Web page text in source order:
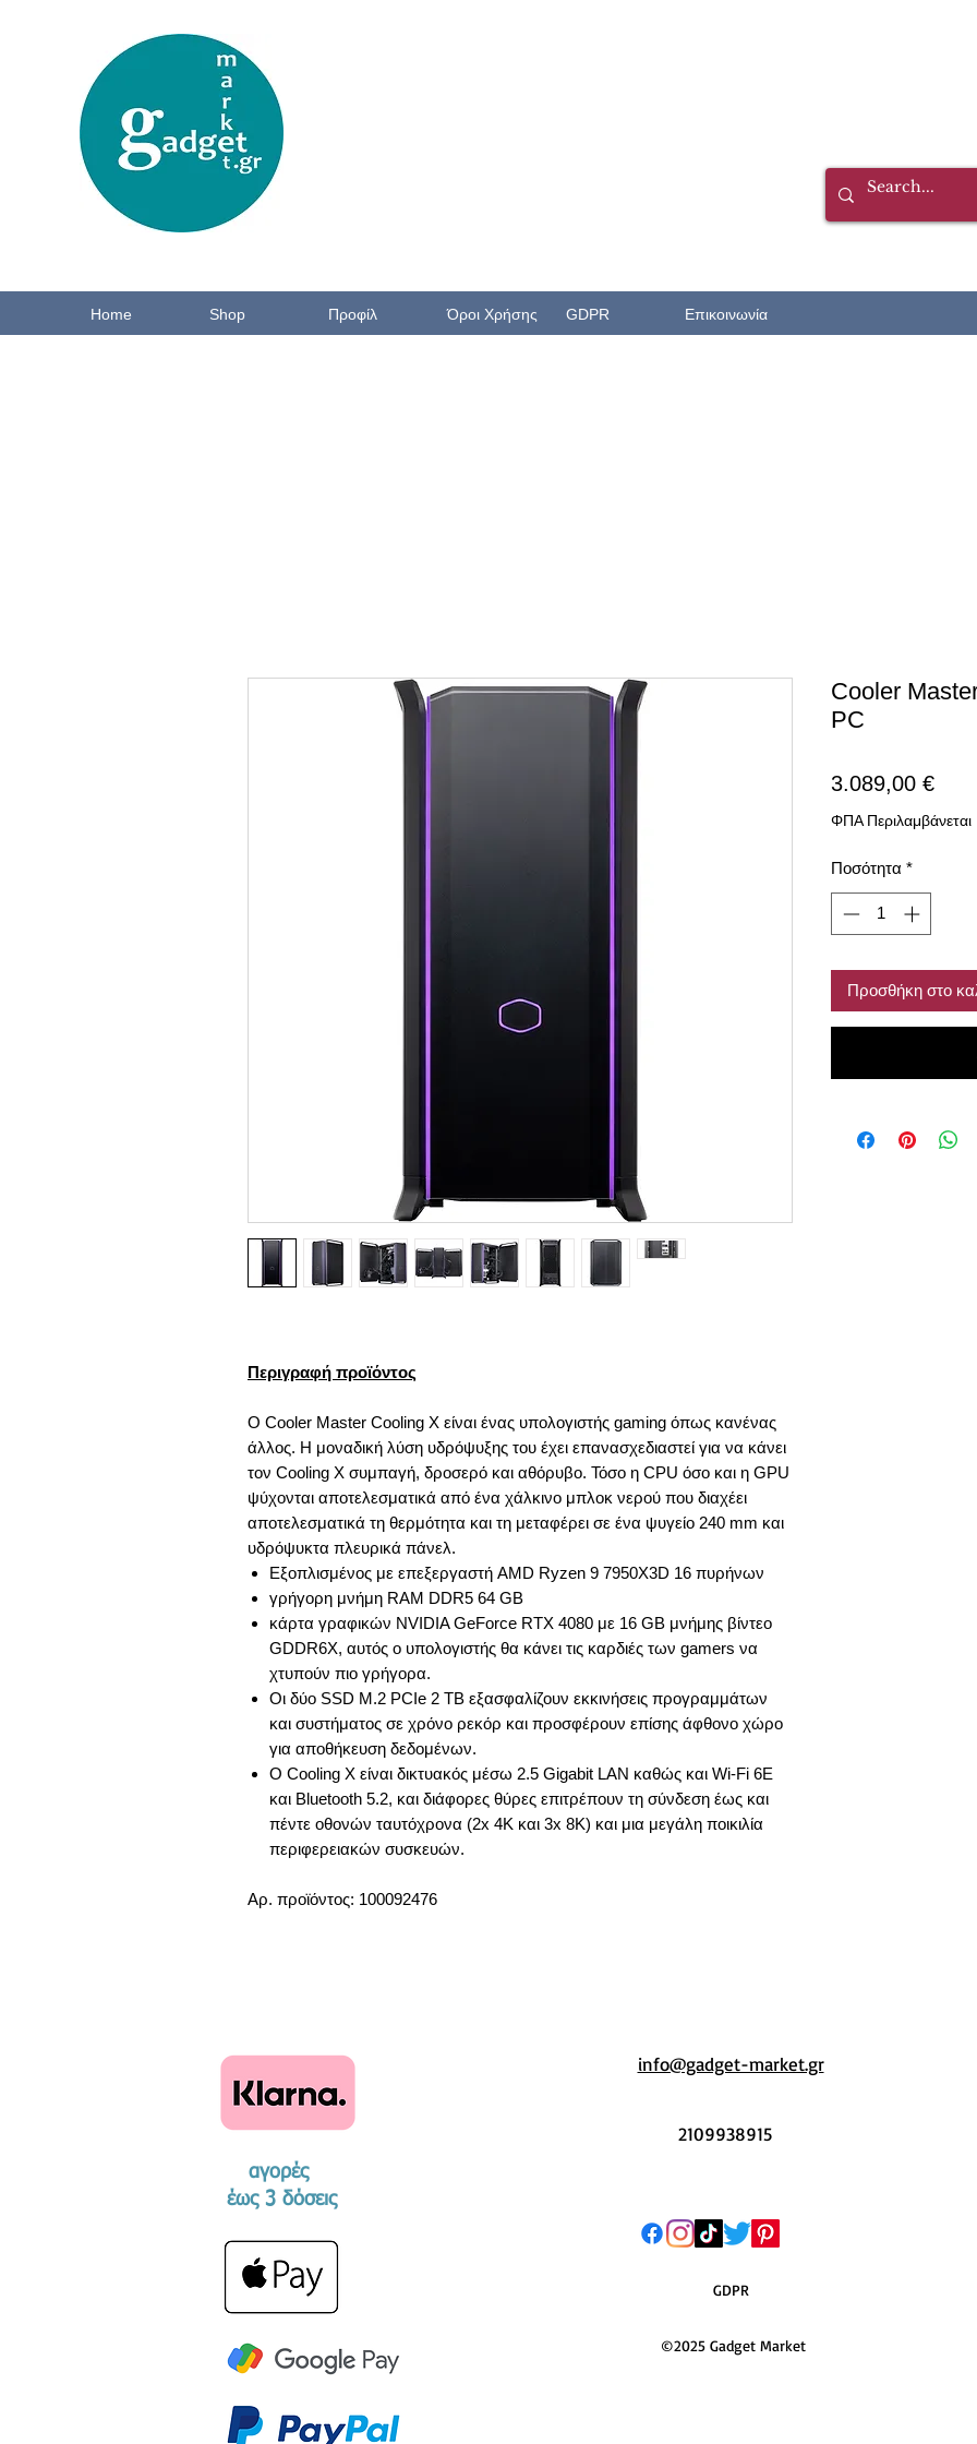
Home Shop Προφίλ Όροι Χρήσης GDPR Επικοινωνία
Περιγραφή προϊόντος
Ο Cooler Master Cooling X είναι ένας υπολογιστής gaming όπως κανένας
άλλος. Η μοναδική λύση υδρόψυξης του έχει επανασχεδιαστεί για να κάνει
τον Cooling X συμπαγή, δροσερό και αθόρυβο. Τόσο η CPU όσο και η GPU
ψύχονται αποτελεσματικά από ένα χάλκινο μπλοκ νερού που διαχέει
αποτελεσματικά τη θερμότητα και τη μεταφέρει σε ένα ψυγείο 240 mm και
υδρόψυκτα πλευρικά πάνελ.
Εξοπλισμένος με επεξεργαστή AMD Ryzen 9 7950X3D 16 πυρήνων
γρήγορη μνήμη RAM DDR5 64 GB
κάρτα γραφικών NVIDIA GeForce RTX 4080 με 16 GB μνήμης βίντεο
GDDR6X, αυτός ο υπολογιστής θα κάνει τις καρδιές των gamers να
χτυπούν πιο γρήγορα.
Οι δύο SSD M.2 PCIe 2 TB εξασφαλίζουν εκκινήσεις προγραμμάτων
και συστήματος σε χρόνο ρεκόρ και προσφέρουν επίσης άφθονο χώρο
για αποθήκευση δεδομένων.
Ο Cooling X είναι δικτυακός μέσω 2.5 Gigabit LAN καθώς και Wi-Fi 6E
και Bluetooth 5.2, και διάφορες θύρες επιτρέπουν τη σύνδεση έως και
πέντε οθονών ταυτόχρονα (2x 4K και 3x 8K) και μια μεγάλη ποικιλία
περιφερειακών συσκευών.
Αρ. προϊόντος: 100092476
Cooler
PC
3.089,00 €Τιμή
ΦΠΑ Περιλαμβάνεται
Ποσότητα *
Προσθήκη στο
αγορές
​έως 3 δόσεις
info@gadget-market.gr
2109938915
GDPR
©2025 Gadget Market